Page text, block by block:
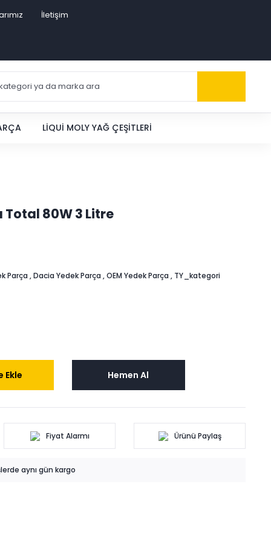
İletişim
LIQUI MOLY YAĞ ÇEŞITLERI
Total 80W 3 Litre
Parça ,Dacia Yedek Parça ,OEM Yedek Parça , TY_kategori
Ekle Hemen Al
Fiyat Alarmı Ürünü Paylaş
aynı gün kargo